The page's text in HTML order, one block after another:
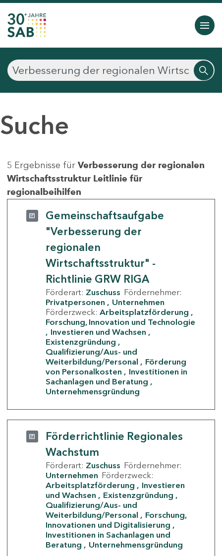
Suche
5 Ergebnisse für Verbesserung der regionalen
Wirtschaftsstruktur Leitlinie für
regionalbeihilfen
Gemeinschaftsaufgabe
"Verbesserung der
regionalen
Wirtschaftsstruktur" -
Richtlinie GRW RIGA
Förderart: Zuschuss Fördernehmer:
Privatpersonen
Unternehmen
Förderzweck: Arbeitsplatzförderung
Forschung, Innovation und Technologie
Investieren und Wachsen
Existenzgründung
Qualifizierung/Aus- und
Weiterbildung/Personal
Förderung
von Personalkosten
Investitionen in
Sachanlagen und Beratung
Unternehmensgründung
Förderrichtlinie Regionales
Wachstum
Förderart: Zuschuss Fördernehmer:
Unternehmen Förderzweck:
Arbeitsplatzförderung
Investieren
und Wachsen
Existenzgründung
Qualifizierung/Aus- und
Weiterbildung/Personal
Forschung,
Innovationen und Digitalisierung
Investitionen in Sachanlagen und
Beratung
Unternehmensgründung